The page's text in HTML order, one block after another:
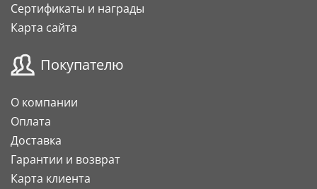
Сертификаты и награды
Карта сайта
Покупателю
О компании
Оплата
Доставка
Гарантии и возврат
Карта клиента